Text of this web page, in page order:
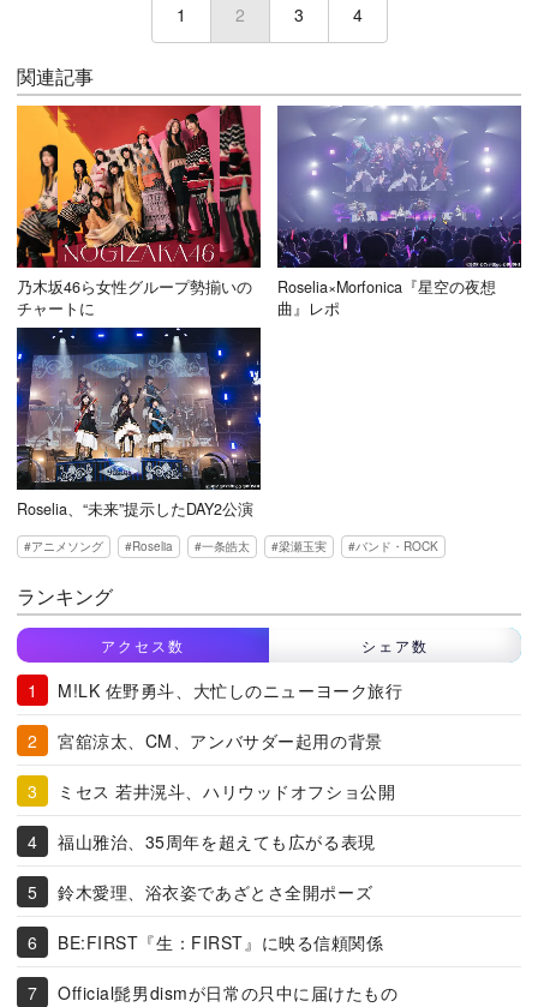
1 2 (current)
3 4
関連記事
乃木坂46ら女性グループ勢揃いの
チャートに
Roselia×Morfonica『星空の夜想
曲』レポ
Roselia、“未来”提示したDAY2公演
アニメソング Roselia 一条皓太 梁瀬玉実 バンド・ROCK
ランキング
アクセス数 シェア数
M!LK 佐野勇斗、大忙しのニューヨーク旅行
宮舘涼太、CM、アンバサダー起用の背景
ミセス 若井滉斗、ハリウッドオフショ公開
福山雅治、35周年を超えても広がる表現
鈴木愛理、浴衣姿であざとさ全開ポーズ
BE:FIRST『生：FIRST』に映る信頼関係
Official髭男dismが日常の只中に届けたもの